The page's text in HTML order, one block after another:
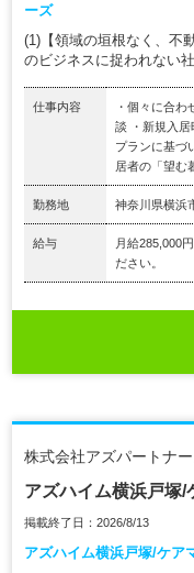
ーズ
(1)【領域の垣根なく、不
のビジネスに捉われない
仕事内容
・個々に合
談 ・新規入居
プランに基づ
居者の「望む
勤務地 神奈川県横浜
給与
月給285,000
ださい。
株式会社アズパートナ
アズハイム横浜戸塚/
掲載終了日：2026/8/13
アズハイム横浜戸塚/ケア